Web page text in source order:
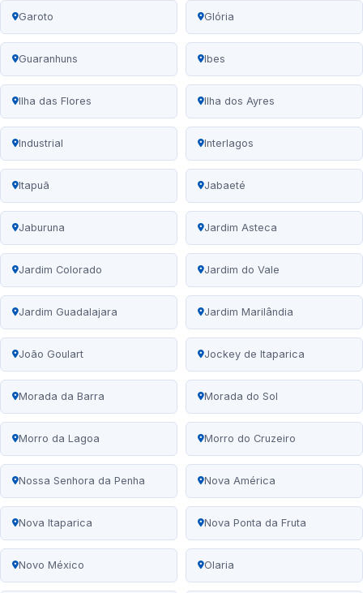
Garoto Glória
Guaranhuns Ibes
Ilha das Flores Ilha dos Ayres
Industrial Interlagos
Itapuã Jabaeté
Jaburuna Jardim Asteca
Jardim Colorado Jardim do Vale
Jardim Guadalajara Jardim Marilândia
João Goulart Jockey de Itaparica
Morada da Barra Morada do Sol
Morro da Lagoa Morro do Cruzeiro
Nossa Senhora da Penha Nova América
Nova Itaparica Nova Ponta da Fruta
Novo México Olaria